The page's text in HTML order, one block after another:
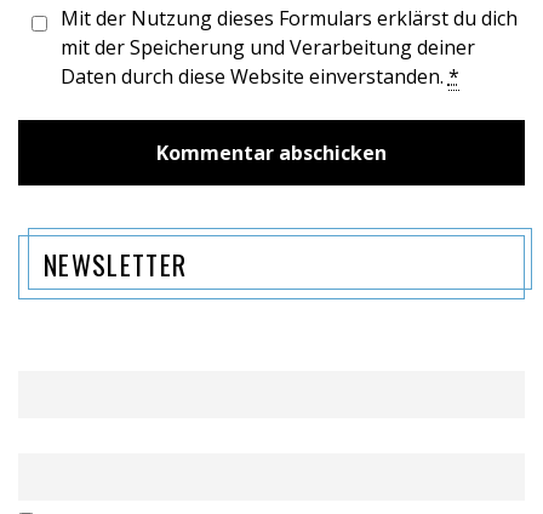
Mit der Nutzung dieses Formulars erklärst du dich
mit der Speicherung und Verarbeitung deiner
Daten durch diese Website einverstanden. *
NEWSLETTER